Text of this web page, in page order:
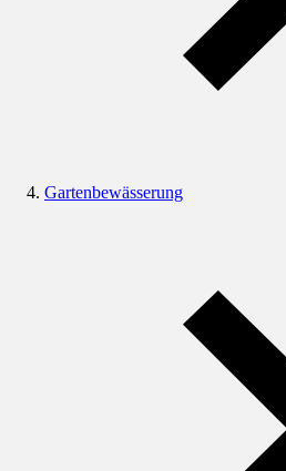
Gartenbewässerung